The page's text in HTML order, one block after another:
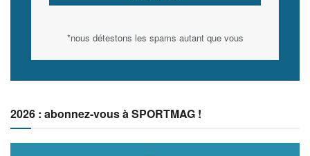
*nous détestons les spams autant que vous
2026 : abonnez-vous à SPORTMAG !